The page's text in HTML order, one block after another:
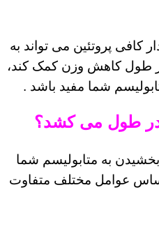
کافی پروتئین می تواند به
طول کاهش وزن کمک کند،
شما مفید باشد .
طول می کشد؟
به متابولیسم شما
عوامل مختلف متفاوت